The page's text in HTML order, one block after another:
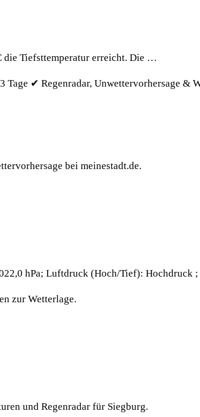
die Tiefsttemperatur erreicht. Die …
✔ Regenradar, Unwettervorhersage &
bei meinestadt.de.
hPa; Luftdruck (Hoch/Tief): Hochdruck
zur Wetterlage.
und Regenradar für Siegburg.